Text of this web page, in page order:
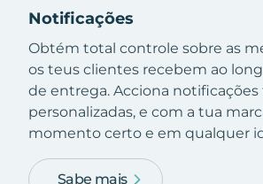
Notificações
Obtém total controle sobre as
os teus clientes recebem ao
de entrega. Acciona
personalizadas, e com a tua
momento certo e em qualquer
Sabe mais